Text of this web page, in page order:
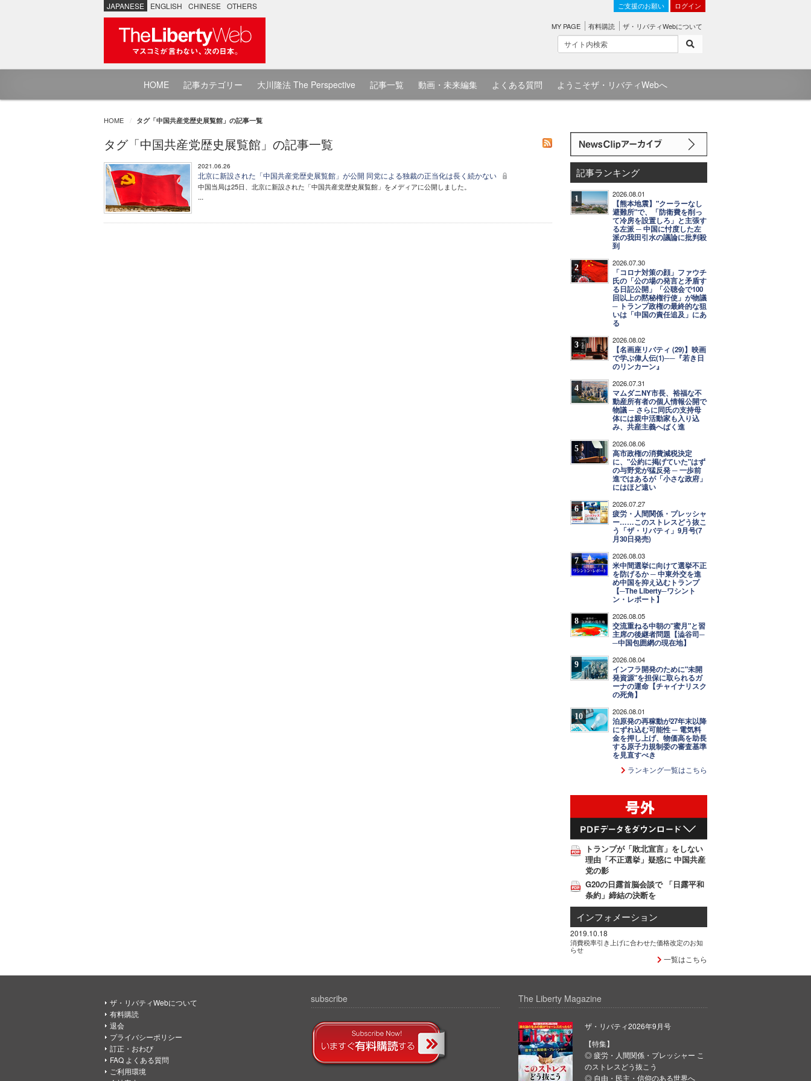
JAPANESE ENGLISH CHINESE OTHERS ご支援のお願い ログイン
MY PAGE 有料購読 ザ・リバティWebについて
HOME 記事カテゴリー 大川隆法 The Perspective 記事一覧 動画・未来編集 よくある質問 ようこそザ・リバティWebへ
HOME タグ「中国共産党歴史展覧館」の記事一覧
タグ「中国共産党歴史展覧館」の記事一覧
2021.06.26
北京に新設された「中国共産党歴史展覧館」が公開 同党による独裁の正当化は長く続かない
中国当局は25日、北京に新設された「中国共産党歴史展覧館」をメディアに公開しました。
...
記事ランキング
1 2026.08.01
【熊本地震】"クーラーなし
避難所"で、「防衛費を削っ
て冷房を設置しろ」と主張す
る左派 ─ 中国に忖度した左
派の我田引水の議論に批判殺
到
2 2026.07.30
「コロナ対策の顔」ファウチ
氏の「公の場の発言と矛盾す
る日記公開」「公聴会で100
回以上の黙秘権行使」が物議
─ トランプ政権の最終的な狙
いは「中国の責任追及」にあ
る
3 2026.08.02
【名画座リバティ (29)】映画
で学ぶ偉人伝(1)──『若き日
のリンカーン』
4 2026.07.31
マムダニNY市長、裕福な不
動産所有者の個人情報公開で
物議 ─ さらに同氏の支持母
体には親中活動家も入り込
み、共産主義へばく進
5 2026.08.06
高市政権の消費減税決定
に、"公約に掲げていた"はず
の与野党が猛反発 ─ 一歩前
進ではあるが「小さな政府」
にはほど遠い
6 2026.07.27
疲労・人間関係・プレッシャ
ー……このストレスどう抜こ
う「ザ・リバティ」9月号(7
月30日発売)
7 2026.08.03
米中間選挙に向けて選挙不正
を防げるか ─ 中東外交を進
め中国を抑え込むトランプ
【─The Liberty─ワシント
ン・レポート】
8 2026.08.05
交流重ねる中朝の"蜜月"と習
主席の後継者問題【澁谷司─
─中国包囲網の現在地】
9 2026.08.04
インフラ開発のために"未開
発資源"を担保に取られるガ
ーナの運命【チャイナリスク
の死角】
10 2026.08.01
泊原発の再稼動が27年末以降
にずれ込む可能性 ─ 電気料
金を押し上げ、物価高を助長
する原子力規制委の審査基準
を見直すべき
ランキング一覧はこちら
トランプが「敗北宣言」をしない
理由「不正選挙」疑惑に 中国共産
党の影
G20の日露首脳会談で 「日露平和
条約」締結の決断を
インフォメーション
2019.10.18
消費税率引き上げに合わせた価格改定のお知
らせ
一覧はこちら
ザ・リバティWebについて
有料購読
退会
プライバシーポリシー
訂正・おわび
FAQ よくある質問
ご利用環境
subscribe The Liberty Magazine
ザ・リバティ2026年9月号
【特集】
◎ 疲労・人間関係・プレッシャー こ
のストレスどう抜こう
◎ 自由・民主・信仰のある世界へ